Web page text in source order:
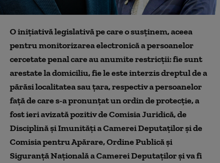
O inițiativă legislativă pe care o susținem, aceea
pentru monitorizarea electronică a persoanelor
cercetate penal care au anumite restricții: fie sunt
arestate la domiciliu, fie le este interzis dreptul de a
părăsi localitatea sau țara, respectiv a persoanelor
față de care s-a pronunțat un ordin de protecție, a
fost ieri avizată pozitiv de Comisia Juridică, de
Disciplină și Imunități a Camerei Deputaților și de
Comisia pentru Apărare, Ordine Publică și
Siguranță Națională a Camerei Deputaților și va fi